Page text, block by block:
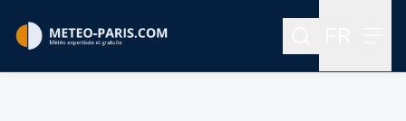
Rechercher